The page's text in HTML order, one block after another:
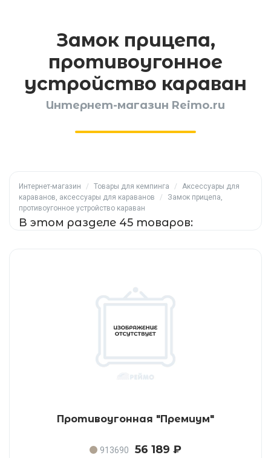
Замок прицепа,
противоугонное
устройство караван
Интернет-магазин Reimo.ru
Интернет-магазин / Товары для кемпинга /
Аксессуары для
караванов, аксессуары для караванов
/
Замок прицепа,
противоугонное устройство караван
В этом разделе 45 товаров:
Противоугонная "Премиум"
913690 56 189 ₽